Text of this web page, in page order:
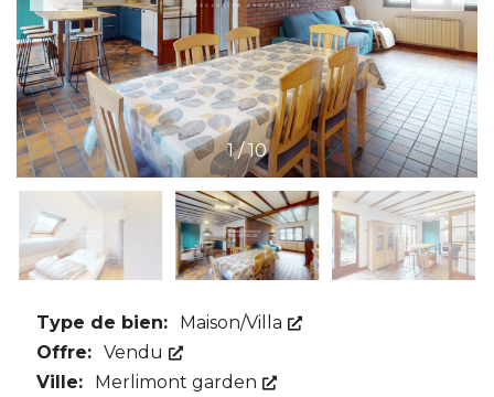
1/10
Type de bien:
Maison/Villa
Offre: Vendu
Ville:
Merlimont garden